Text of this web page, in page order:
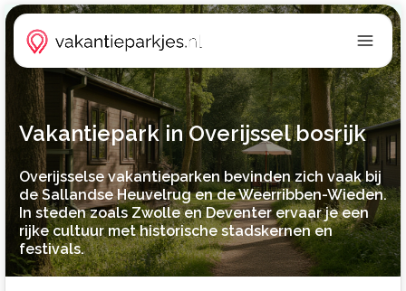
Vakantiepark in Overijssel bosrijk
Overijsselse vakantieparken bevinden zich vaak bij
de Sallandse Heuvelrug en de Weerribben-Wieden.
In steden zoals Zwolle en Deventer ervaar je een
rijke cultuur met historische stadskernen en
festivals.